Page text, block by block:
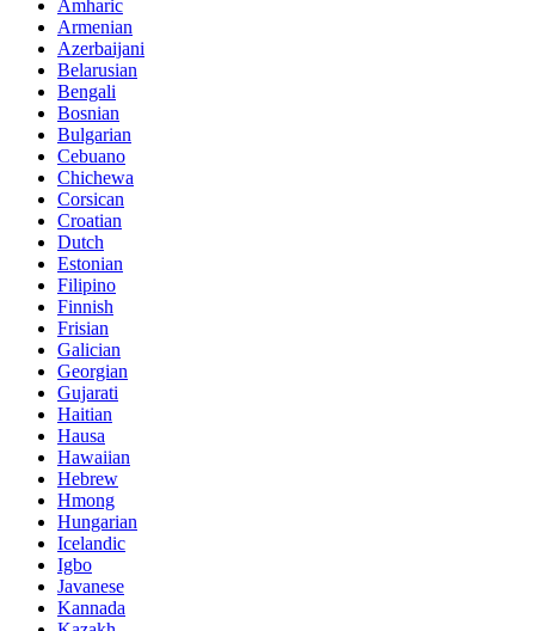
Amharic
Armenian
Azerbaijani
Belarusian
Bengali
Bosnian
Bulgarian
Cebuano
Chichewa
Corsican
Croatian
Dutch
Estonian
Filipino
Finnish
Frisian
Galician
Georgian
Gujarati
Haitian
Hausa
Hawaiian
Hebrew
Hmong
Hungarian
Icelandic
Igbo
Javanese
Kannada